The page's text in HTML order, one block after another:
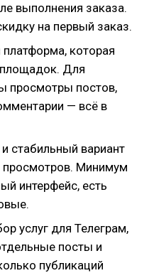
выполнения заказа.
на первый заказ.
которая
Для
просмотры постов,
— всё в
стабильный вариант
просмотров. Минимум
интерфейс, есть
услуг для Телеграм,
посты и
публикаций